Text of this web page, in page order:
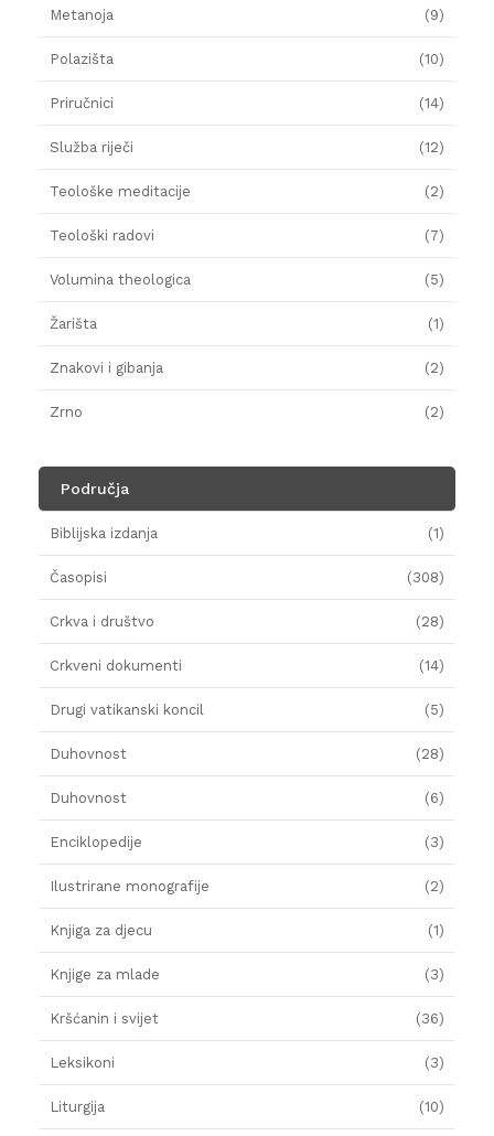
Metanoja (9)
Polazišta (10)
Priručnici (14)
Služba riječi (12)
Teološke meditacije (2)
Teološki radovi (7)
Volumina theologica (5)
Žarišta (1)
Znakovi i gibanja (2)
Zrno (2)
Područja
Biblijska izdanja (1)
Časopisi (308)
Crkva i društvo (28)
Crkveni dokumenti (14)
Drugi vatikanski koncil (5)
Duhovnost (28)
Duhovnost (6)
Enciklopedije (3)
Ilustrirane monografije (2)
Knjiga za djecu (1)
Knjige za mlade (3)
Kršćanin i svijet (36)
Leksikoni (3)
Liturgija (10)